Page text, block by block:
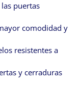
puertas
comodidad y
resistentes a
y cerraduras